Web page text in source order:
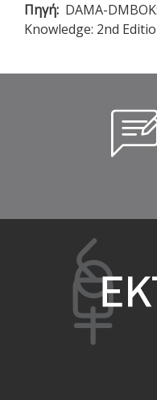
Πηγή DAMA-
Knowledge: 2nd